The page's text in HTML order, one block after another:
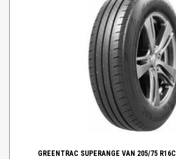
GREENTRAC SUPERANGE VAN 205/75 R16C